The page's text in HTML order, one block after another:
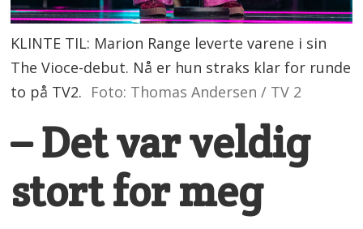
KLINTE TIL: Marion Range leverte varene i sin
The Vioce-debut. Nå er hun straks klar for runde
to på TV2. Foto: Thomas Andersen / TV 2
– Det var veldig
stort for meg